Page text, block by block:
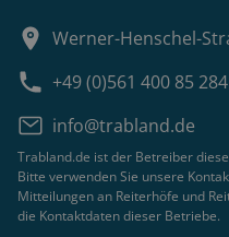
Werner-Henschel-
+49 (0)561 400 85 284
info@trabland.de
Trabland.de ist der Betreiber
Bitte verwenden Sie unsere
Mitteilungen an Reiterhöfe und
die Kontaktdaten dieser Betriebe.